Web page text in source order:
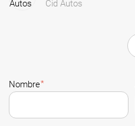
Cid Autos
Nombre*